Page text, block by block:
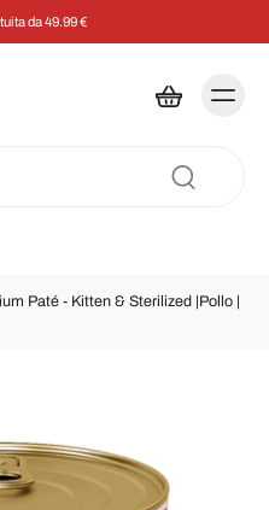
da 49.99 €
Paté - Kitten & Sterilized |Pollo |